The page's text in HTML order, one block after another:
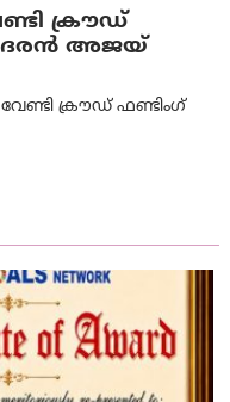
ക്രൗഡ്
അജയ്
ക്രൗഡ് ഫണ്ടിംഗ്